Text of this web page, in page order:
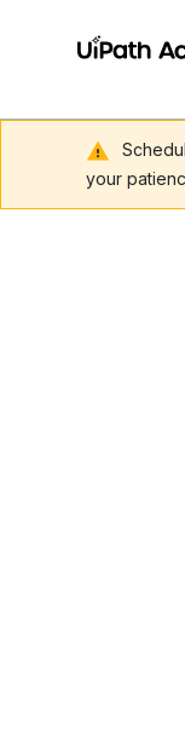
your